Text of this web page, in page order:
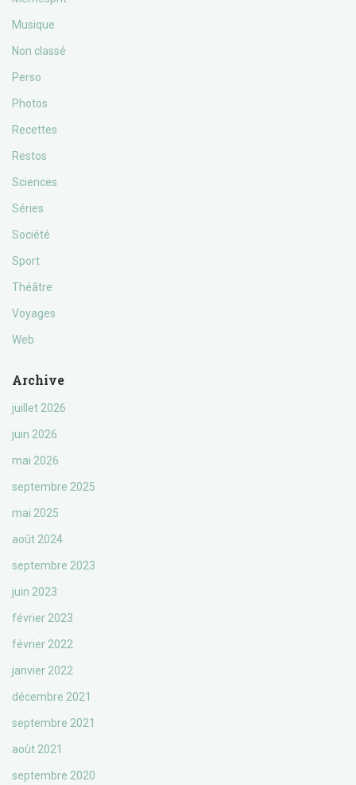
Musique
Non classé
Perso
Photos
Recettes
Restos
Sciences
Séries
Société
Sport
Théâtre
Voyages
Web
Archive
juillet 2026
juin 2026
mai 2026
septembre 2025
mai 2025
août 2024
septembre 2023
juin 2023
février 2023
février 2022
janvier 2022
décembre 2021
septembre 2021
août 2021
septembre 2020